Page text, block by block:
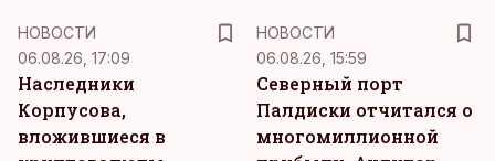
НОВОСТИ
06.08.26, 17:09
Наследники
Корпусова,
вложившиеся в
НОВОСТИ
06.08.26, 15:59
Северный порт
Палдиски отчитался о
многомиллионной